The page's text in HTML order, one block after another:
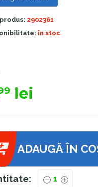
2902361
în stoc
lei
ADAUGĂ ÎN